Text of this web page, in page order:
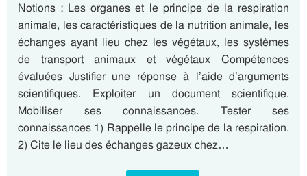
Notions : Les organes et le principe de la respiration
animale, les caractéristiques de la nutrition animale, les
échanges ayant lieu chez les végétaux, les systèmes
de transport animaux et végétaux Compétences
évaluées Justifier une réponse à l’aide d’arguments
scientifiques. Exploiter un document scientifique.
Mobiliser ses connaissances. Tester ses
connaissances 1) Rappelle le principe de la respiration.
2) Cite le lieu des échanges gazeux chez…